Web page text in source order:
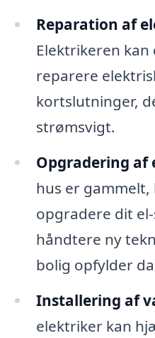
Reparation af
Elektrikeren
reparere
kortslutninger,
strømsvigt.
Opgradering af
hus er
opgradere dit
håndtere ny
bolig opfylder
Installering af
elektriker kan